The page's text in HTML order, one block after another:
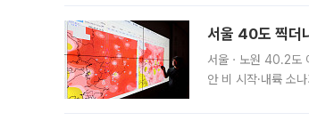
서울 40도 찍
서울ㆍ노원 40.2도
안 비 시작·내륙 소